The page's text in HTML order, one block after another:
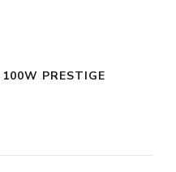
PRESTIGE